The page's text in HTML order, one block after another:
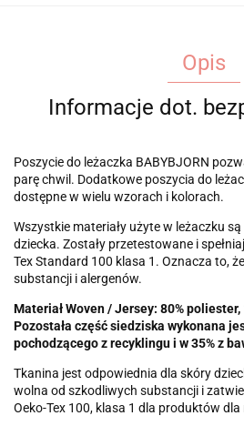
Opis
Informacje dot.
Poszycie do leżaczka BABYBJORN
parę chwil. Dodatkowe poszycia do
dostępne w wielu wzorach i kolorach.
Wszystkie materiały użyte w leżaczku
dziecka. Zostały przetestowane i
Tex Standard 100 klasa 1. Oznacza to,
substancji i alergenów.
MateriałWoven / Jersey: 80% poliester,
Pozostała część siedziska wykonana
pochodzącego z recyklingu i w 35% z
Tkanina jest odpowiednia dla skóry
wolna od szkodliwych substancji i
Oeko-Tex 100, klasa 1 dla produktów